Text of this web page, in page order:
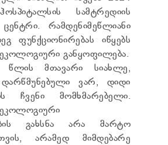
სამტრედიის
ცენტრი. რამდენიმეწლიანი
ფუნქციონირებას იწყებს
განყოფილება.
წლის მთავარი სიახლე,
ვარ, დიდი
ჩვენი მომხმარებელი.
გახსნა არა მარტო
არამედ მიმდებარე